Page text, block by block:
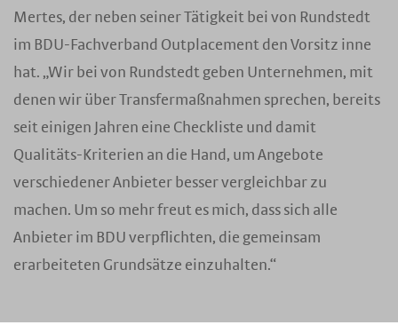
Mertes, der neben seiner Tätigkeit bei von Rundstedt
im BDU-Fachverband Outplacement den Vorsitz inne
hat. „Wir bei von Rundstedt geben Unternehmen, mit
denen wir über Transfermaßnahmen sprechen, bereits
seit einigen Jahren eine Checkliste und damit
Qualitäts-Kriterien an die Hand, um Angebote
verschiedener Anbieter besser vergleichbar zu
machen. Um so mehr freut es mich, dass sich alle
Anbieter im BDU verpflichten, die gemeinsam
erarbeiteten Grundsätze einzuhalten.“